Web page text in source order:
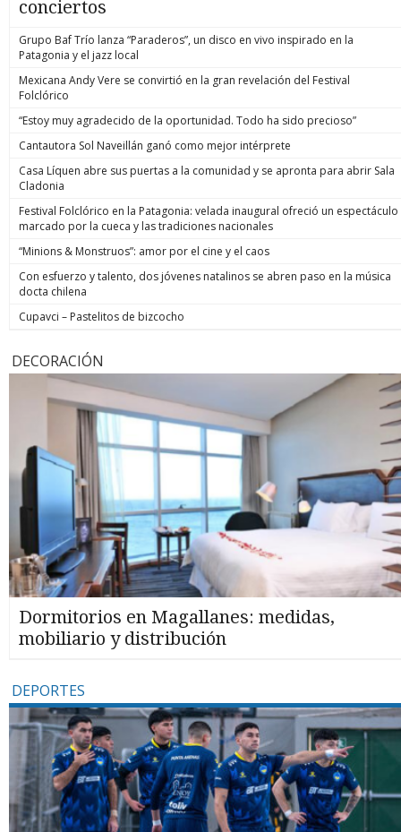
conciertos
Grupo Baf Trío lanza “Paraderos”, un disco en vivo inspirado en la
Patagonia y el jazz local
Mexicana Andy Vere se convirtió en la gran revelación del Festival
Folclórico
“Estoy muy agradecido de la oportunidad. Todo ha sido precioso”
Cantautora Sol Naveillán ganó como mejor intérprete
Casa Líquen abre sus puertas a la comunidad y se apronta para abrir Sala
Cladonia
Festival Folclórico en la Patagonia: velada inaugural ofreció un espectáculo
marcado por la cueca y las tradiciones nacionales
“Minions & Monstruos”: amor por el cine y el caos
Con esfuerzo y talento, dos jóvenes natalinos se abren paso en la música
docta chilena
Cupavci – Pastelitos de bizcocho
DECORACIÓN
Dormitorios en Magallanes: medidas,
mobiliario y distribución
DEPORTES